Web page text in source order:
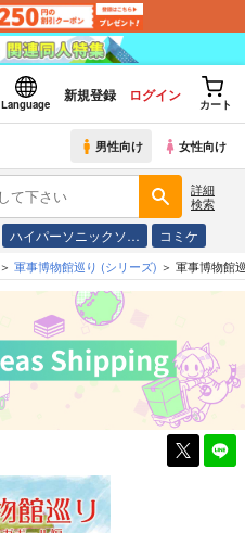
Language
新規登録 ログイン
カート
男性向け 女性向け
詳細
検索
ハイパーソニックソ… コミケ
軍事博物館巡り (シリーズ) 軍事博物館